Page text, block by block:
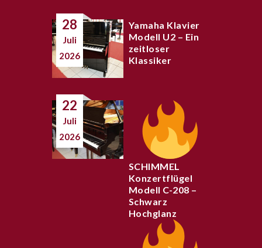
28
Juli
2026
Yamaha Klavier
Modell U2 – Ein
zeitloser
Klassiker
22
Juli
2026
SCHIMMEL
Konzertflügel
Modell C-208 –
Schwarz
Hochglanz